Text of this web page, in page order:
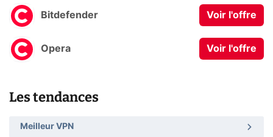
Bitdefender Voir l'offre
Opera Voir l'offre
Les tendances
Meilleur VPN